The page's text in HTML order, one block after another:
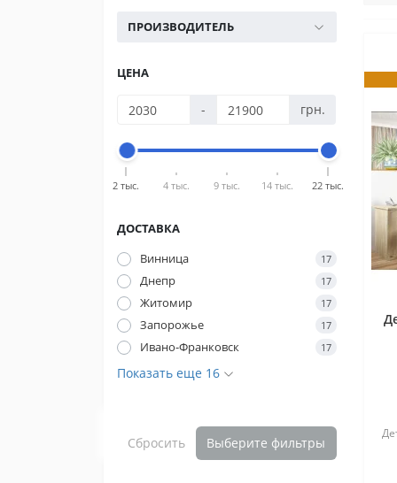
ПРОИЗВОДИТЕЛЬ
ЦЕНА
- грн.
2 тыс. 4 тыс. 9 тыс. 14 тыс. 22 тыс.
ДОСТАВКА
Винница
17
Днепр 17
Житомир 17
Запорожье 17
Ивано-Франковск 17
Показать еще 16
Сбросить Выберите фильтры